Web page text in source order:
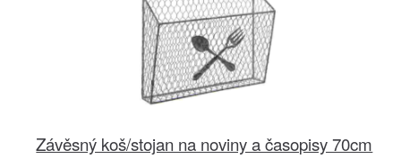
Závěsný koš/stojan na noviny a časopisy 70cm